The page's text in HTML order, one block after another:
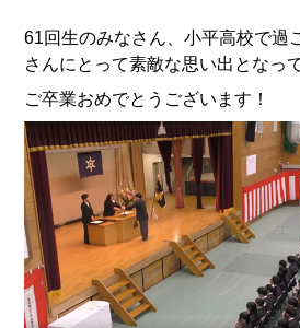
61回生のみなさん、小平高校で過
さんにとって素敵な思い出となっ
ご卒業おめでとうございます！